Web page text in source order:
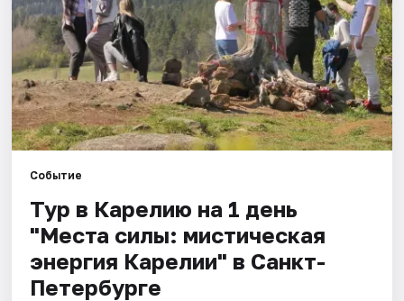
Событие
Тур в Карелию на 1 день
"Места силы: мистическая
энергия Карелии" в Санкт-
Петербурге